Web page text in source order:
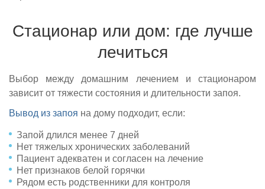
Стационар или дом: где лучше
лечиться
Выбор между домашним лечением и стационаром
зависит от тяжести состояния и длительности запоя.
Вывод из запоя на дому подходит, если:
Запой длился менее 7 дней
Нет тяжелых хронических заболеваний
Пациент адекватен и согласен на лечение
Нет признаков белой горячки
Рядом есть родственники для контроля